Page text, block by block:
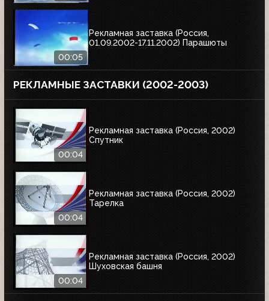
00:05
Рекламная заставка (Россия,
01.09.2002-17.11.2002) Парашюты
РЕКЛАМНЫЕ ЗАСТАВКИ (2002-2003)
00:04
Рекламная заставка (Россия, 2002)
Спутник
00:04
Рекламная заставка (Россия, 2002)
Тарелка
00:04
Рекламная заставка (Россия, 2002)
Шуховская башня